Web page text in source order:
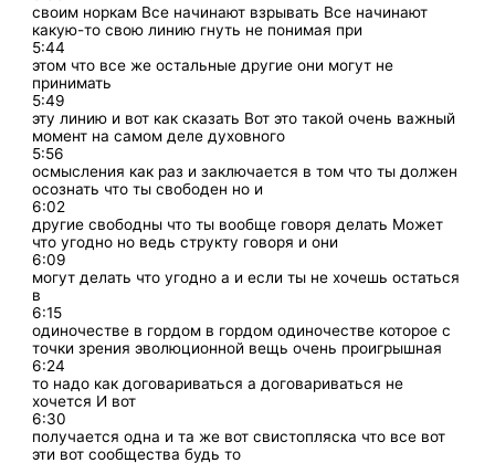
своим норкам Все начинают взрывать Все начинают
какую-то свою линию гнуть не понимая при
5:44
этом что все же остальные другие они могут не
принимать
5:49
эту линию и вот как сказать Вот это такой очень важный
момент на самом деле духовного
5:56
осмысления как раз и заключается в том что ты должен
осознать что ты свободен но и
6:02
другие свободны что ты вообще говоря делать Может
что угодно но ведь структу говоря и они
6:09
могут делать что угодно а и если ты не хочешь остаться
в
6:15
одиночестве в гордом в гордом одиночестве которое с
точки зрения эволюционной вещь очень проигрышная
6:24
то надо как договариваться а договариваться не
хочется И вот
6:30
получается одна и та же вот свистопляска что все вот
эти вот сообщества будь то